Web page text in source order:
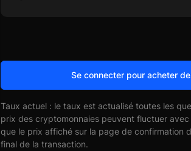
Se connecter pour acheter
Taux actuel : le taux est actualisé toutes les
prix des cryptomonnaies peuvent fluctuer avec
que le prix affiché sur la page de confirmation
final de la transaction.